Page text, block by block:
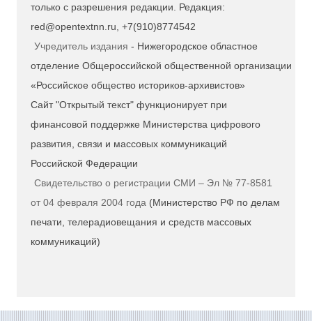
только с разрешения редакции. Редакция:
red@opentextnn.ru, +7(910)8774542
Учредитель издания - Нижегородское областное
отделение Общероссийской общественной организации
«Российское общество историков-архивистов»
Сайт "Открытый текст" функционирует при
финансовой поддержке Министерства цифрового
развития, связи и массовых коммуникаций
Российской Федерации
Свидетельство о регистрации СМИ – Эл № 77-8581
от 04 февраля 2004 года (Министерство РФ по делам
печати, телерадиовещания и средств массовых
коммуникаций)